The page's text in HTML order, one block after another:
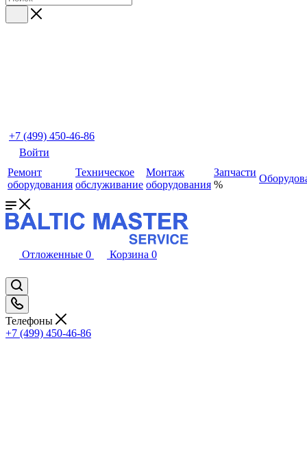
+7 (499) 450-46-86
Войти
Ремонт
оборудования
Техническое
обслуживание
Монтаж
оборудования
Запчасти
%
Отложенные 0 Корзина 0
Телефоны
+7 (499) 450-46-86